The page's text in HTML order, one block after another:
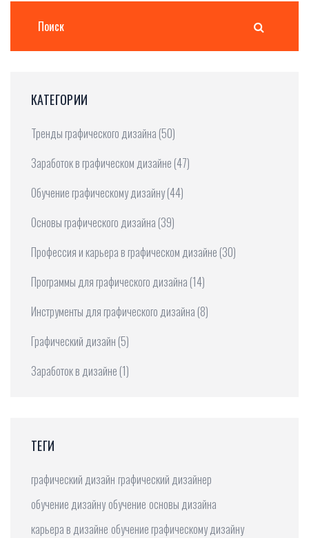
КАТЕГОРИИ
Тренды графического дизайна (50)
Заработок в графическом дизайне (47)
Обучение графическому дизайну(44)
Основы графического дизайна (39)
Профессия и карьера в графическом дизайне (30)
Программы для графического дизайна (14)
Инструменты для графического дизайна (8)
Графический дизайн (5)
Заработок в дизайне (1)
ТЕГИ
графический дизайн графический дизайнер
обучение дизайну обучение основы дизайна
карьера в дизайне обучение графическому дизайну